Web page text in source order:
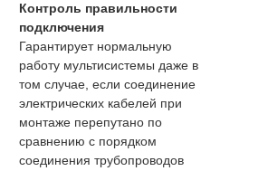
Контроль правильности
подключения
Гарантирует нормальную
работу мультисистемы даже в
том случае, если соединение
электрических кабелей при
монтаже перепутано по
сравнению с порядком
соединения трубопроводов